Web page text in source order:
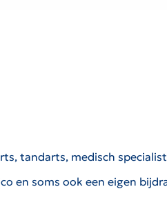
tandarts, medisch
en soms ook een eigen